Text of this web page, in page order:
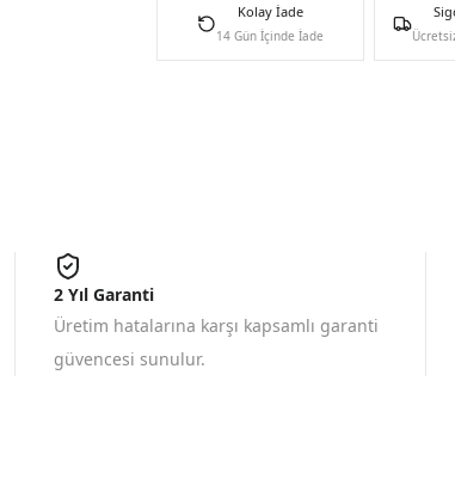
Kolay İade
14 Gün İçinde İade
2 Yıl Garanti
Üretim hatalarına karşı kapsamlı garanti
güvencesi sunulur.